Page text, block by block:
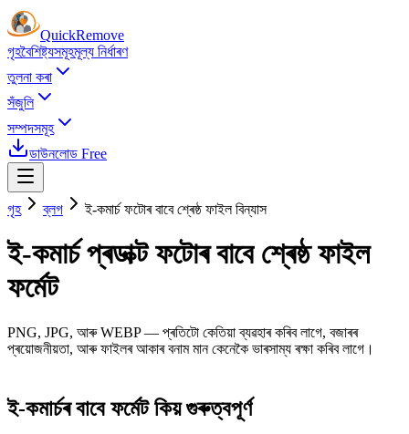
QuickRemove
গৃহবৈশিষ্ট্যসমূহমূল্য নিৰ্ধাৰণ
তুলনা কৰা
সঁজুলি
সম্পদসমূহ
ডাউনলোড Free
গৃহ ব্লগ ই-কমাৰ্চ ফটোৰ বাবে শ্ৰেষ্ঠ ফাইল বিন্যাস
ই-কমাৰ্চ প্ৰডাক্ট ফটোৰ বাবে শ্ৰেষ্ঠ ফাইল
ফৰ্মেট
PNG, JPG, আৰু WEBP — প্ৰতিটো কেতিয়া ব্যৱহাৰ কৰিব লাগে, বজাৰৰ
প্ৰয়োজনীয়তা, আৰু ফাইলৰ আকাৰ বনাম মান কেনেকৈ ভাৰসাম্য ৰক্ষা কৰিব লাগে।
ই-কমাৰ্চৰ বাবে ফৰ্মেট কিয় গুৰুত্বপূৰ্ণ